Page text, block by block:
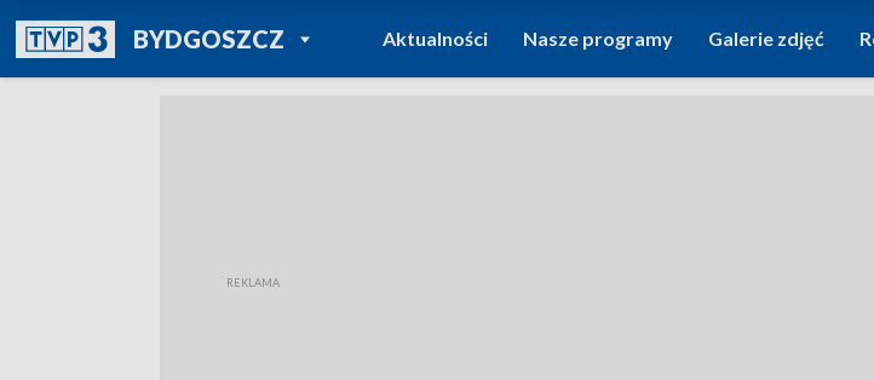
BYDGOSZCZPOWRÓT DO
TVP REGIONY
Aktualności Nasze programy Galerie zdjęć